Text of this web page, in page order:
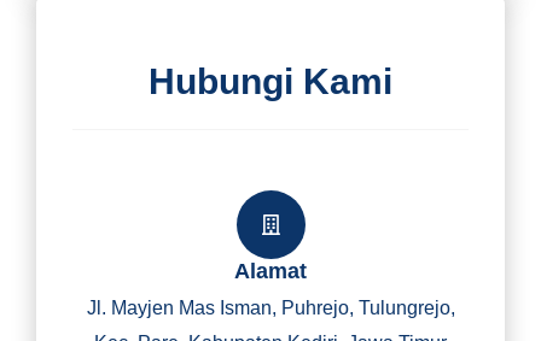
Hubungi Kami
Alamat
Jl. Mayjen Mas Isman, Puhrejo, Tulungrejo,